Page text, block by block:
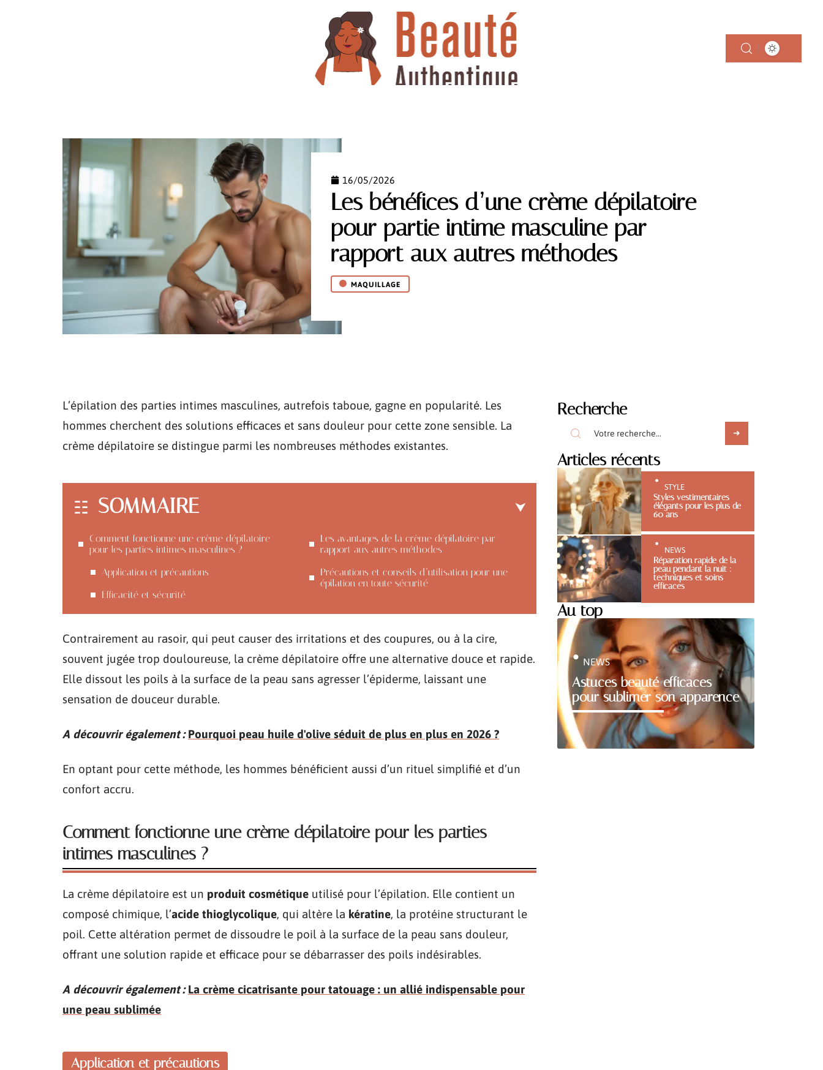
16/05/2026
Les bénéfices d’une crème dépilatoire
pour partie intime masculine par
rapport aux autres méthodes
MAQUILLAGE
L’épilation des parties intimes masculines, autrefois taboue, gagne en popularité. Les
hommes cherchent des solutions efficaces et sans douleur pour cette zone sensible. La
crème dépilatoire se distingue parmi les nombreuses méthodes existantes.
SOMMAIRE
Comment fonctionne une crème dépilatoire
pour les parties intimes masculines ?
Application et précautions
Efficacité et sécurité
Les avantages de la crème dépilatoire par
rapport aux autres méthodes
Précautions et conseils d’utilisation pour une
épilation en toute sécurité
Contrairement au rasoir, qui peut causer des irritations et des coupures, ou à la cire,
souvent jugée trop douloureuse, la crème dépilatoire offre une alternative douce et rapide.
Elle dissout les poils à la surface de la peau sans agresser l’épiderme, laissant une
sensation de douceur durable.
A découvrir également : Pourquoi peau huile d'olive séduit de plus en plus en 2026 ?
En optant pour cette méthode, les hommes bénéficient aussi d’un rituel simplifié et d’un
confort accru.
Comment fonctionne une crème dépilatoire pour les parties
intimes masculines ?
La crème dépilatoire est un produit cosmétique utilisé pour l’épilation. Elle contient un
composé chimique, l’acide thioglycolique, qui altère la kératine, la protéine structurant le
poil. Cette altération permet de dissoudre le poil à la surface de la peau sans douleur,
offrant une solution rapide et efficace pour se débarrasser des poils indésirables.
A découvrir également : La crème cicatrisante pour tatouage : un allié indispensable pour
une peau sublimée
Application et précautions
Recherche
Articles récents
STYLE
Styles vestimentaires
élégants pour les plus de
60 ans
NEWS
Réparation rapide de la
peau pendant la nuit :
techniques et soins
efficaces
Au top
Astuces beauté efficaces
pour sublimer son apparence
NEWS